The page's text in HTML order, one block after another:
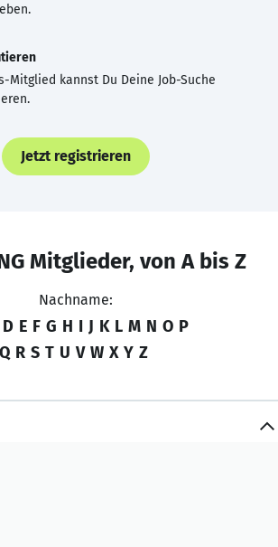
Mitglied kannst Du Deine Job-Suche
Jetzt registrieren
Mitglieder, von A bis Z
Nachname:
D E F G H I J K L M N O P
Q R S T U V W X Y Z